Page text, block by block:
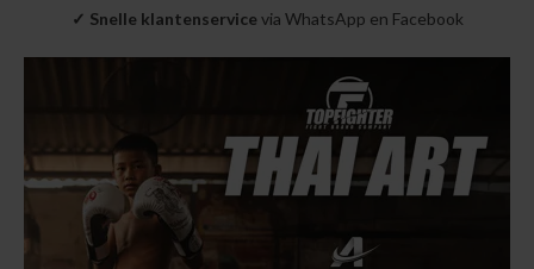
Topfighter
Training
Verzorging
✓ Snelle klantenservice via WhatsApp en Facebook